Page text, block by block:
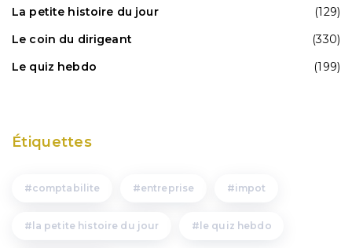
La petite histoire du jour
(129)
Le coin du dirigeant
(330)
Le quiz hebdo
(199)
Étiquettes
comptabilite entreprise impot
la petite histoire du jour le quiz hebdo